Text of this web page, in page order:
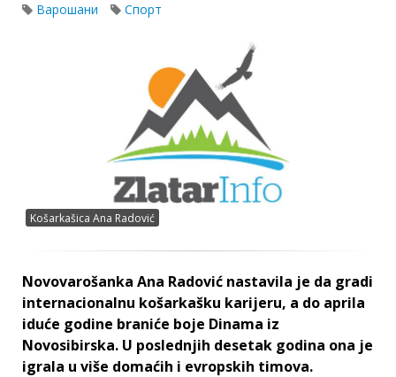
Варошани
Спорт
Košarkašica Ana Radović
Novovarošanka Ana Radović nastavila je da gradi
internacionalnu košarkašku karijeru, a do aprila
iduće godine braniće boje Dinama iz
Novosibirska. U poslednjih desetak godina ona je
igrala u više domaćih i evropskih timova.